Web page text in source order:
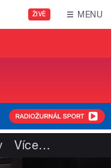
ŽIVĚ MENU
Více…